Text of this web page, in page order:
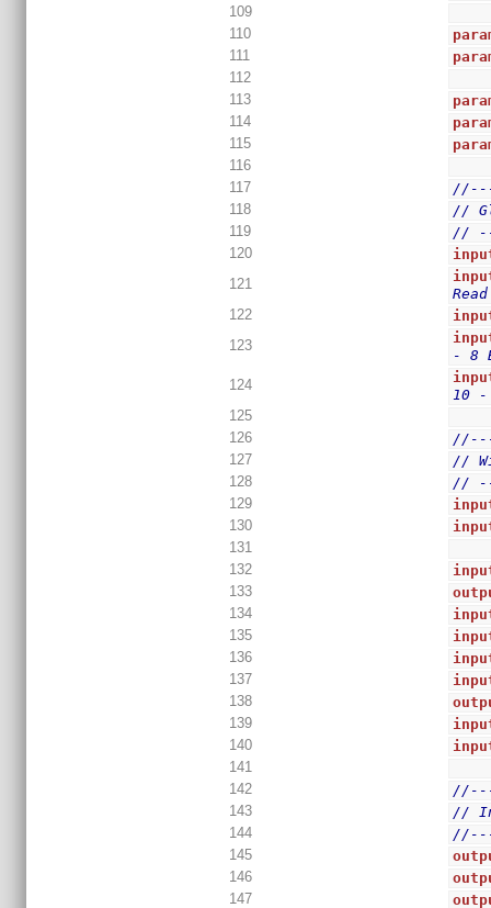
109
110
111
112
113
114
115
116
117
118
//
119
//
120
121
122
123
- 8
124
10
125
126
127
//
128
//
129
130
131
132
133
134
135
136
137
138
139
140
141
142
143
//
144
145
146
147